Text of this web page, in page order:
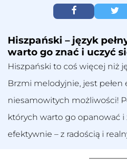
Hiszpański – język
warto go znać i uczyć
Hiszpański to coś więcej niż
Brzmi melodyjnie, jest pełen
niesamowitych możliwości!
których warto go opanować i
efektywnie – z radością i